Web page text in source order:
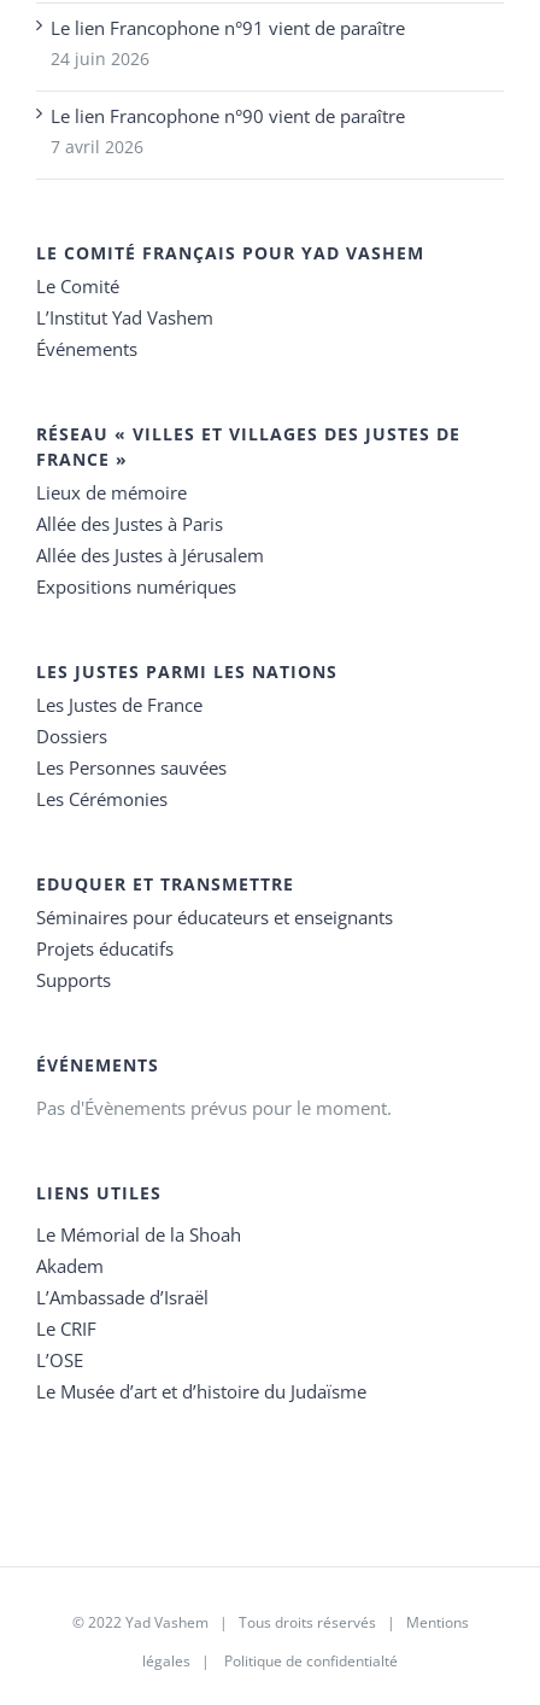
Le lien Francophone n°91 vient de paraître
24 juin 2026
Le lien Francophone n°90 vient de paraître
7 avril 2026
LE COMITÉ FRANÇAIS POUR YAD VASHEM
Le Comité
L’Institut Yad Vashem
Événements
RÉSEAU « VILLES ET VILLAGES DES JUSTES DE
FRANCE »
Lieux de mémoire
Allée des Justes à Paris
Allée des Justes à Jérusalem
Expositions numériques
LES JUSTES PARMI LES NATIONS
Les Justes de France
Dossiers
Les Personnes sauvées
Les Cérémonies
EDUQUER ET TRANSMETTRE
Séminaires pour éducateurs et enseignants
Projets éducatifs
Supports
ÉVÉNEMENTS
Pas d'Évènements prévus pour le moment.
LIENS UTILES
Le Mémorial de la Shoah
Akadem
L’Ambassade d’Israël
Le CRIF
L’OSE
Le Musée d’art et d’histoire du Judaïsme
© 2022 Yad Vashem | Tous droits réservés | Mentions
légales | Politique de confidentialté